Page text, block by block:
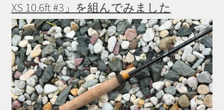
XS 10.6ft #3」を組んでみました